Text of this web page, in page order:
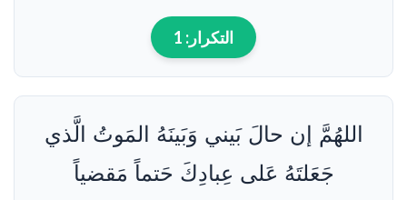
التكرار: 1
اللهُمَّ إن حالَ بَيني وَبَينَهُ المَوتُ الَّذي
جَعَلتَهُ عَلى عِبادِكَ حَتماً مَقضياً